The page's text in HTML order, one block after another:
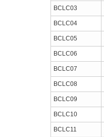
BCLC03
BCLC04
BCLC05
BCLC06
BCLC07
BCLC08
BCLC09
BCLC10
BCLC11